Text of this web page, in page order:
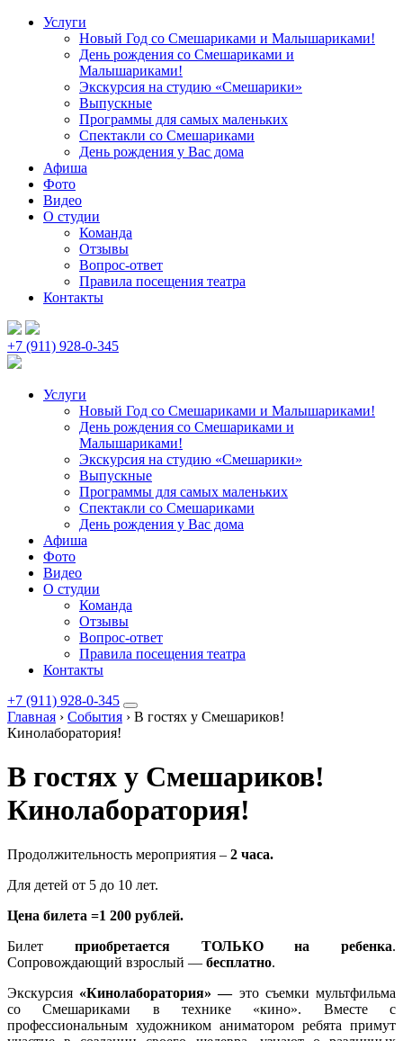
Услуги
Новый Год со Смешариками и Малышариками!
День рождения со Смешариками и
Малышариками!
Экскурсия на студию «Смешарики»
Выпускные
Программы для самых маленьких
Спектакли со Смешариками
День рождения у Вас дома
Афиша
Фото
Видео
О студии
Команда
Отзывы
Вопрос-ответ
Правила посещения театра
Контакты
+7 (911) 928-0-345
Услуги
Новый Год со Смешариками и Малышариками!
День рождения со Смешариками и
Малышариками!
Экскурсия на студию «Смешарики»
Выпускные
Программы для самых маленьких
Спектакли со Смешариками
День рождения у Вас дома
Афиша
Фото
Видео
О студии
Команда
Отзывы
Вопрос-ответ
Правила посещения театра
Контакты
+7 (911) 928-0-345
Главная › События › В гостях у Смешариков!
Кинолаборатория!
В гостях у Смешариков!
Кинолаборатория!
Продолжительность мероприятия – 2 часа.
Для детей от 5 до 10 лет.
Цена билета =1 200 рублей.
Билет приобретается ТОЛЬКО на ребенка.
Сопровождающий взрослый — бесплатно.
Экскурсия «Кинолаборатория» — это съемки мультфильма
со Смешариками в технике «кино». Вместе с
профессиональным художником аниматором ребята примут